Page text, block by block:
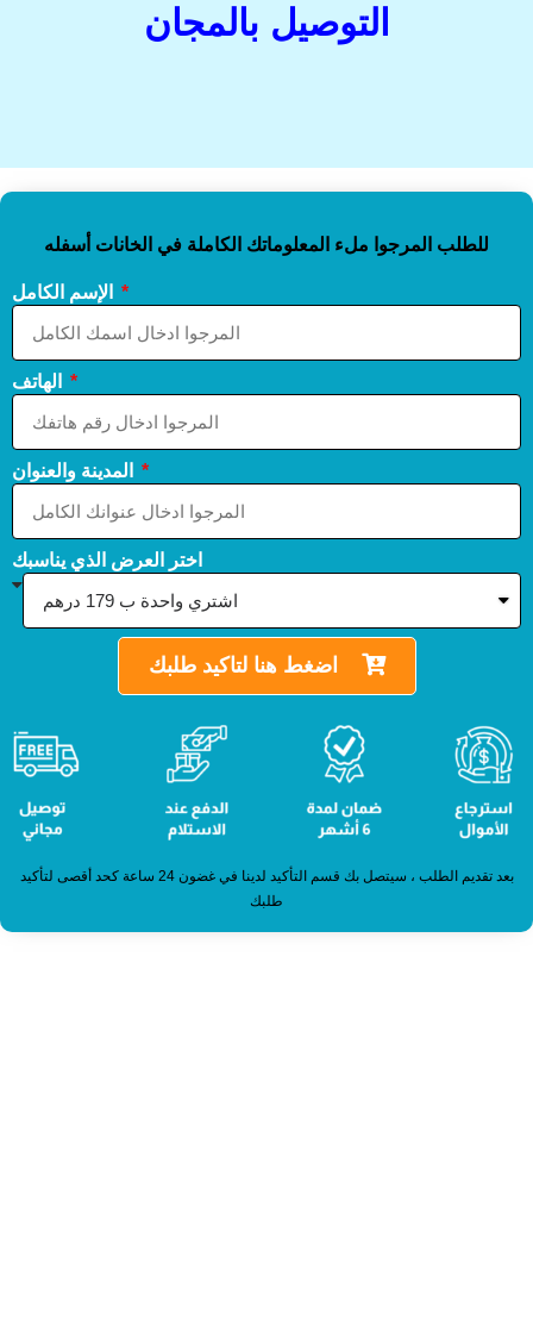
التوصيل بالمجان
للطلب المرجوا ملء المعلوماتك الكاملة في الخانات أسفله
اختر العرض الذي يناسبك
اضغط هنا لتاكيد طلبك
بعد تقديم الطلب ، سيتصل بك قسم التأكيد لدينا في غضون 24 ساعة كحد أقصى لتأكيد
طلبك